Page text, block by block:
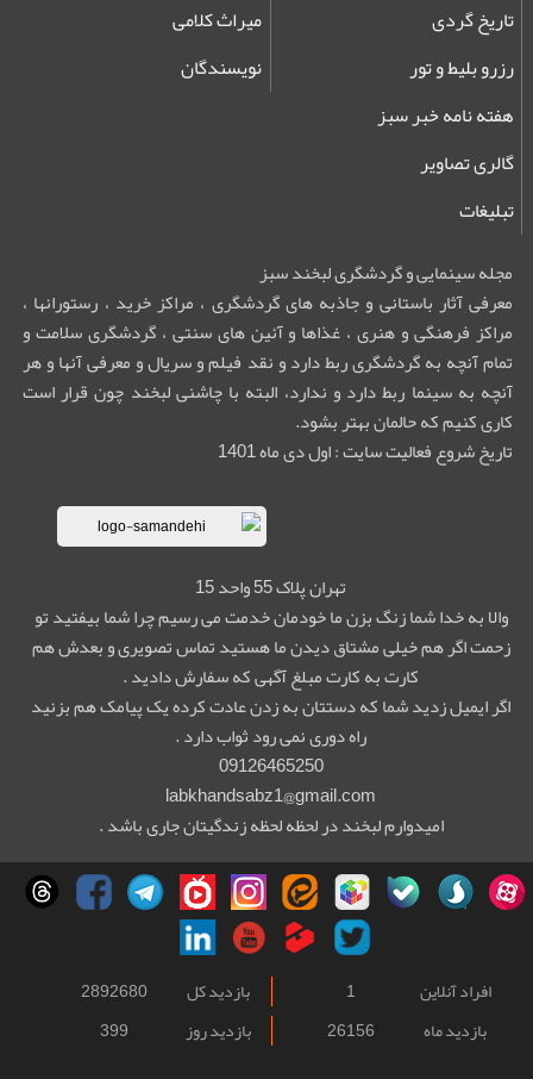
تاریخ گردی
میراث کلامی
رزرو بلیط و تور
هفته نامه خبر سبز
گالری تصاویر
تبلیغات
نویسندگان
مجله سینمایی و گردشگری لبخند سبز
معرفی آثار باستانی و جاذبه های گردشگری ، مراکز خرید ، رستورانها ،
مراکز فرهنگی و هنری ، غذاها و آئین های سنتی ، گردشگری سلامت و
تمام آنچه به گردشگری ربط دارد و نقد فیلم و سریال و معرفی آنها و هر
آنچه به سینما ربط دارد و ندارد، البته با چاشنی لبخند چون قرار است
کاری کنیم که حالمان بهتر بشود.
تاریخ شروع فعالیت سایت : اول دی ماه 1401
تهران پلاک 55 واحد 15
والا به خدا شما زنگ بزن ما خودمان خدمت می رسیم چرا شما بیفتید تو
زحمت اگر هم خیلی مشتاق دیدن ما هستید تماس تصویری و بعدش هم
کارت به کارت مبلغ آگهی که سفارش دادید .
اگر ایمیل زدید شما که دستتان به زدن عادت کرده یک پیامک هم بزنید
راه دوری نمی رود ثواب دارد .
09126465250
labkhandsabz1@gmail.com
امیدوارم لبخند در لحظه لحظه زندگیتان جاری باشد .
افراد آنلاین 1 بازدید کل
2892680
بازدید ماه
26156 بازدید روز 399